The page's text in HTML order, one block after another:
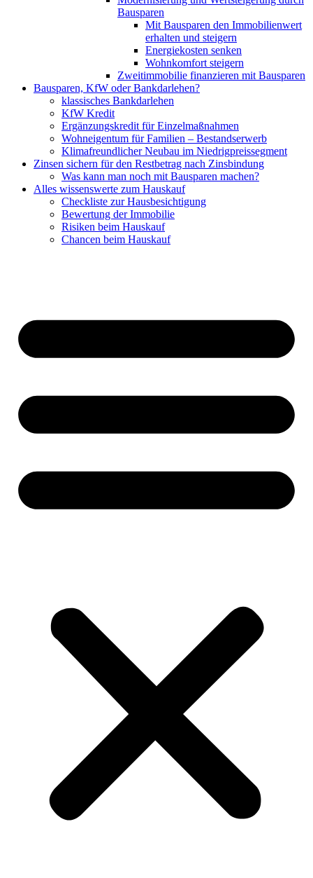
Bausparen
Mit Bausparen den Immobilienwert
erhalten und steigern
Energiekosten senken
Wohnkomfort steigern
Zweitimmobilie finanzieren mit Bausparen
Bausparen, KfW oder Bankdarlehen?
klassisches Bankdarlehen
KfW Kredit
Ergänzungskredit für Einzelmaßnahmen
Wohneigentum für Familien – Bestandserwerb
Klimafreundlicher Neubau im Niedrigpreissegment
Zinsen sichern für den Restbetrag nach Zinsbindung
Was kann man noch mit Bausparen machen?
Alles wissenswerte zum Hauskauf
Checkliste zur Hausbesichtigung
Bewertung der Immobilie
Risiken beim Hauskauf
Chancen beim Hauskauf